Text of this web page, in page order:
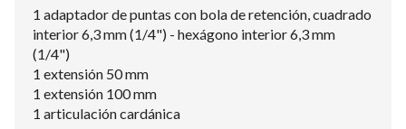
1 adaptador de puntas con bola de retención, cuadrado
interior 6,3 mm (1/4") - hexágono interior 6,3 mm
(1/4")
1 extensión 50 mm
1 extensión 100 mm
1 articulación cardánica